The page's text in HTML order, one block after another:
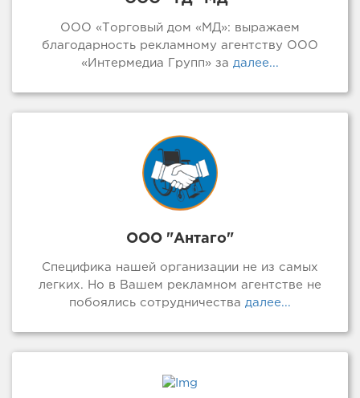
ООО «Торговый дом «МД»: выражаем
благодарность рекламному агентству ООО
«Интермедиа Групп» за далее...
ООО "Антаго"
Специфика нашей организации не из самых
легких. Но в Вашем рекламном агентстве не
побоялись сотрудничества далее...